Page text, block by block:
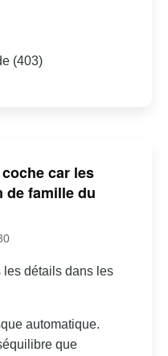
(403)
car les
de famille du
les détails dans les
automatique.
que